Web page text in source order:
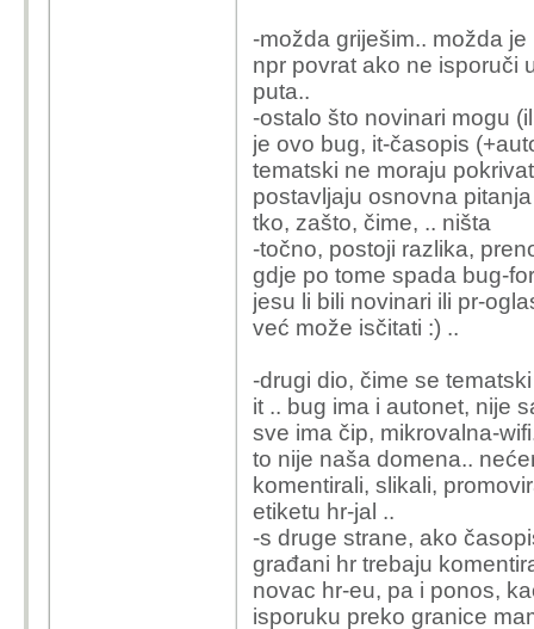
-možda griješim.. možda
npr povrat ako ne isporuči
puta..
-ostalo što novinari mogu
je ovo bug, it-časopis
tematski ne moraju
postavljaju osnovna
tko, zašto, čime, .. ništa
-točno, postoji razlika,
gdje po tome spada bug-
jesu li bili novinari ili pr-
već može isčitati :) ..
-drugi dio, čime se
it .. bug ima i autonet, nije
sve ima čip, mikrovalna-
to nije naša domena..
komentirali, slikali,
etiketu hr-jal ..
-s druge strane, ako
građani hr trebaju
novac hr-eu, pa i ponos,
isporuku preko granice